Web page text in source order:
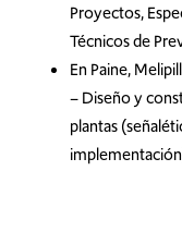
Proyectos,
Técnicos de
En Paine,
– Diseño y
plantas